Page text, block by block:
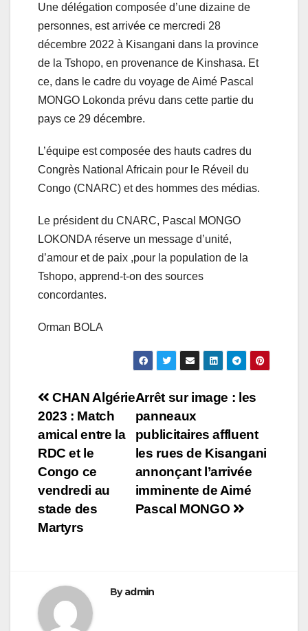
Une délégation composée d’une dizaine de
personnes, est arrivée ce mercredi 28
décembre 2022 à Kisangani dans la province
de la Tshopo, en provenance de Kinshasa. Et
ce, dans le cadre du voyage de Aimé Pascal
MONGO Lokonda prévu dans cette partie du
pays ce 29 décembre.
L’équipe est composée des hauts cadres du
Congrès National Africain pour le Réveil du
Congo (CNARC) et des hommes des médias.
Le président du CNARC, Pascal MONGO
LOKONDA réserve un message d’unité,
d’amour et de paix ,pour la population de la
Tshopo, apprend-t-on des sources
concordantes.
Orman BOLA
Navigation
de
l’article
Arrêt sur image : les
panneaux
publicitaires affluent
les rues de Kisangani
annonçant l’arrivée
imminente de Aimé
Pascal MONGO
CHAN Algérie
2023 : Match
amical entre la
RDC et le
Congo ce
vendredi au
stade des
Martyrs
Byadmin